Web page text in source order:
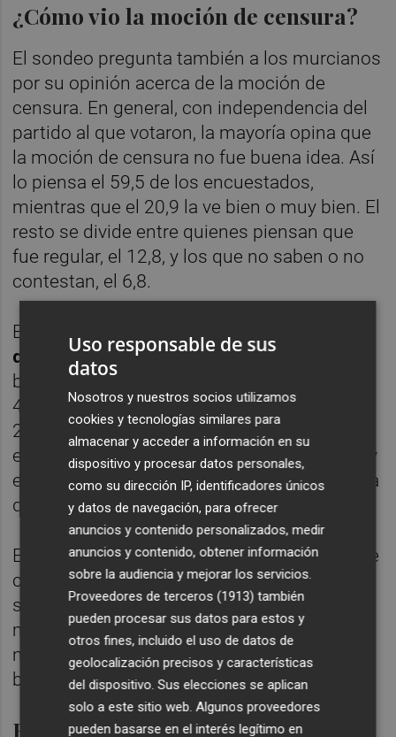
¿Cómo vio la moción de censura?
El sondeo pregunta también a los murcianos
por su opinión acerca de la moción de
censura. En general, con independencia del
partido al que votaron, la mayoría opina que
la moción de censura no fue buena idea. Así
lo piensa el 59,5 de los encuestados,
mientras que el 20,9 la ve bien o muy bien. El
resto se divide entre quienes piensan que
fue regular, el 12,8, y los que no saben o no
contestan, el 6,8.
El dato curioso es que casi
diez electoresde Ciudadanos no ve con
buenos ojos la moción. En concreto, el
46,2% opina que fue mala decisión y el
21,5% estima que fue muy mala. En cambio,
el 3,1% la apoyó con muy buena valoración y
el 7,7% la vio bien. El resto (15,4%) considera
que fue regular.
En el PSOE, el otro promotor de la moción de
censura, también hay un rechazo
significativo de la moción, si bien no es
mayoritario: al 25% le pareció mal y al 9,9%,
muy mal. En cambio, el 36,2% la respaldó
bien y el 10,5, con muy bien.
Ficha técnica
Uso responsable de sus
datos
Nosotros y nuestros socios utilizamos
cookies y tecnologías similares para
almacenar y acceder a información en su
dispositivo y procesar datos personales,
como su dirección IP, identificadores únicos
y datos de navegación, para ofrecer
anuncios y contenido personalizados, medir
anuncios y contenido, obtener información
sobre la audiencia y mejorar los servicios.
Proveedores de terceros (1913) también
pueden procesar sus datos para estos y
otros fines, incluido el uso de datos de
geolocalización precisos y características
del dispositivo. Sus elecciones se aplican
solo a este sitio web. Algunos proveedores
pueden basarse en el interés legítimo en